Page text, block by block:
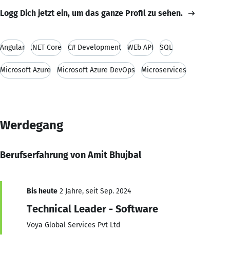
Logg Dich jetzt ein, um das ganze Profil zu sehen.
Angular .NET Core C# Development WEb API SQL
Microsoft Azure Microsoft Azure DevOps Microservices
Werdegang
Berufserfahrung von Amit Bhujbal
Bis heute 2 Jahre, seit Sep. 2024
Technical Leader - Software
Voya Global Services Pvt Ltd